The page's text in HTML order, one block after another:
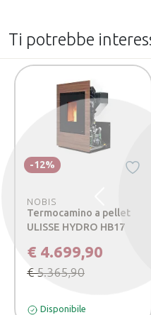
Ti potrebbe
NOBIS
Termocamino a pellet
ULISSE HYDRO HB17
€ 4.699,90
€ 5.365,90
-12%
Disponibile